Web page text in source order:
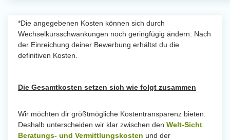
*Die angegebenen Kosten können sich durch
Wechselkursschwankungen noch geringfügig ändern. Nach
der Einreichung deiner Bewerbung erhältst du die
definitiven Kosten.
Die Gesamtkosten setzen sich wie folgt zusammen
Wir möchten dir größtmögliche Kostentransparenz bieten.
Deshalb unterscheiden wir klar zwischen den Welt-Sicht
Beratungs- und Vermittlungskosten und der